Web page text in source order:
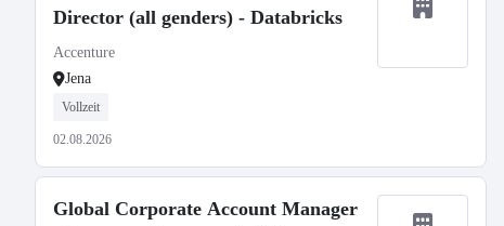
Director (all genders) - Databricks
Accenture
Jena
Vollzeit
02.08.2026
Global Corporate Account Manager